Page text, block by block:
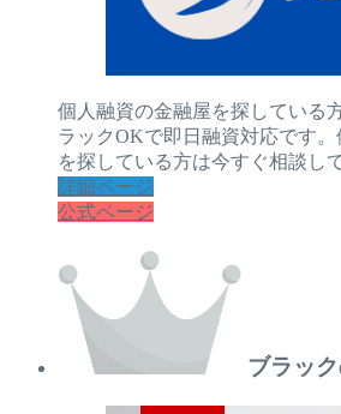
個人融資の金融屋を探している
ラックOKで即日融資対応です
を探している方は今すぐ相談し
詳細ページ
公式ページ
ブラッ